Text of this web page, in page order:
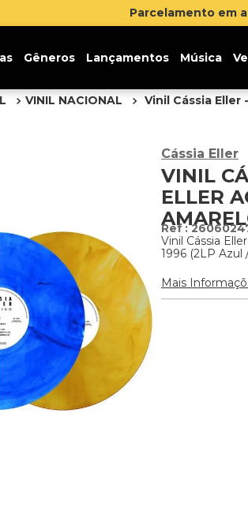
Gêneros Lançamentos Música
VINIL NACIONAL Vinil Cássia Eller
Cássia Eller
VINIL
ELLER
:
Vinil Cássia
1996 (2LP Azul
Mais